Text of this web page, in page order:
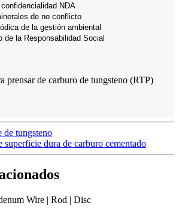
NDA
de no conflicto
de la gestión ambiental
de la Responsabilidad Social
prensar de carburo de tungsteno (RTP)
de tungsteno
superficie dura de carburo cementado